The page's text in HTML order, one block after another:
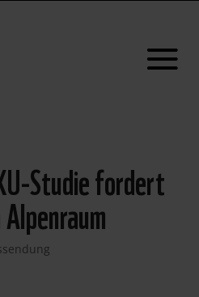
Studie fordert